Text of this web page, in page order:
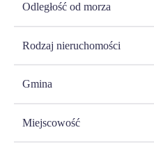
Odległość od morza
Rodzaj nieruchomości
Gmina
Miejscowość